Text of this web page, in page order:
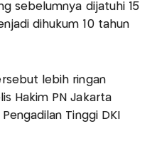
sebelumnya dijatuhi 15
dihukum 10 tahun
lebih ringan
Hakim PN Jakarta
Tinggi DKI